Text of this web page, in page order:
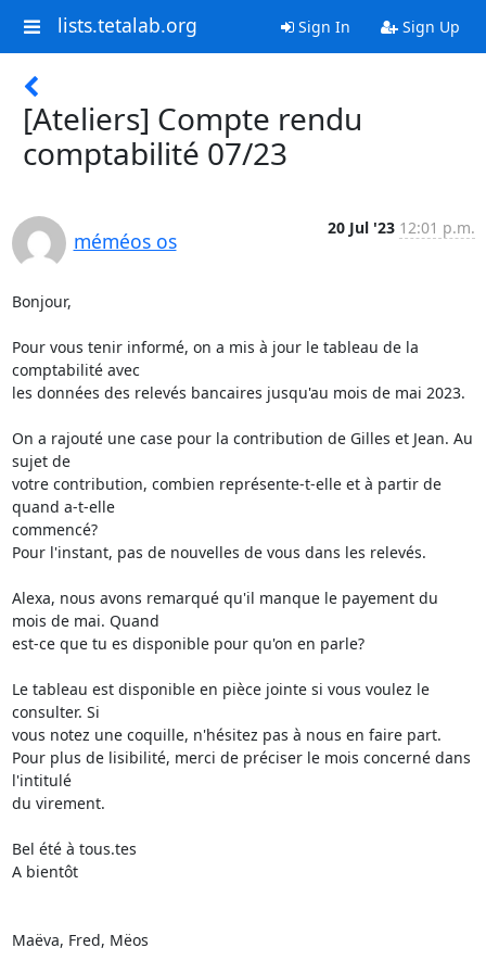
lists.tetalab.org Sign In Sign Up
[Ateliers] Compte rendu
comptabilité 07/23
méméos os
20 Jul '23 12:01 p.m.
Bonjour,
Pour vous tenir informé, on a mis à jour le tableau de la
comptabilité avec
les données des relevés bancaires jusqu'au mois de mai 2023.
On a rajouté une case pour la contribution de Gilles et Jean. Au
sujet de
votre contribution, combien représente-t-elle et à partir de
quand a-t-elle
commencé?
Pour l'instant, pas de nouvelles de vous dans les relevés.
Alexa, nous avons remarqué qu'il manque le payement du
mois de mai. Quand
est-ce que tu es disponible pour qu'on en parle?
Le tableau est disponible en pièce jointe si vous voulez le
consulter. Si
vous notez une coquille, n'hésitez pas à nous en faire part.
Pour plus de lisibilité, merci de préciser le mois concerné dans
l'intitulé
du virement.
Bel été à tous.tes
A bientôt
Maëva, Fred, Mëos